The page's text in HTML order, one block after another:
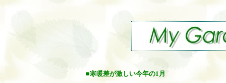
■寒暖差が激しい今年の1月